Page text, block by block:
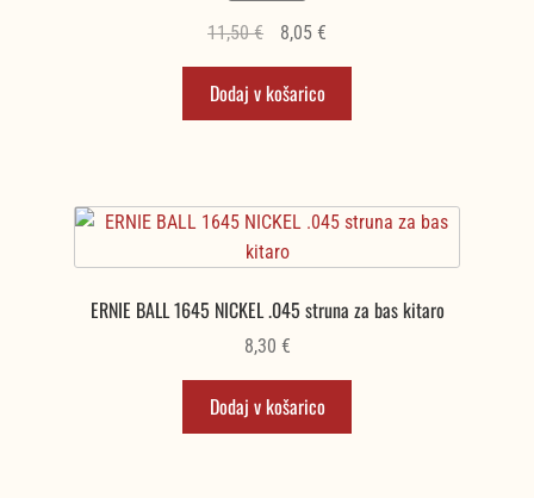
11,50€
Izvirna
cena
je
bila:
8,05 €Trenutna
cena
8,05 €.
Dodaj v košarico
ERNIE BALL 1645 NICKEL .045 struna za bas kitaro
8,30 €
Dodaj v košarico